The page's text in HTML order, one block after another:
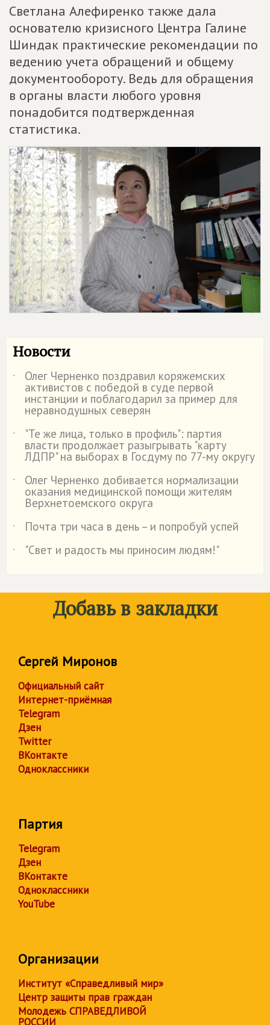
Светлана Алефиренко также дала
основателю кризисного Центра Галине
Шиндак практические рекомендации по
ведению учета обращений и общему
документообороту. Ведь для обращения
в органы власти любого уровня
понадобится подтвержденная
статистика.
Новости
˙ Олег Черненко поздравил коряжемских
активистов с победой в суде первой
инстанции и поблагодарил за пример для
неравнодушных северян
˙
"Те же лица, только в профиль": партия
власти продолжает разыгрывать "карту
ЛДПР" на выборах в Госдуму по 77-му округу
˙
Олег Черненко добивается нормализации
оказания медицинской помощи жителям
Верхнетоемского округа
˙
Почта три часа в день – и попробуй успей
˙
"Свет и радость мы приносим людям!"
Добавь в закладки
Сергей Миронов
Официальный сайт
Интернет-приёмная
Telegram
Дзен
Twitter
ВКонтакте
Одноклассники
Партия
Telegram
Дзен
ВКонтакте
Одноклассники
YouTube
Организации
Институт «Справедливый мир»
Центр защиты прав граждан
Молодежь СПРАВЕДЛИВОЙ
РОССИИ